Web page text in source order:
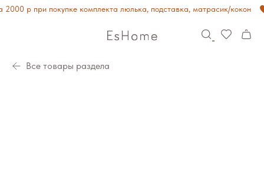
р при покупке комплекта люлька, подставка, матрасик/кокон
Все товары раздела